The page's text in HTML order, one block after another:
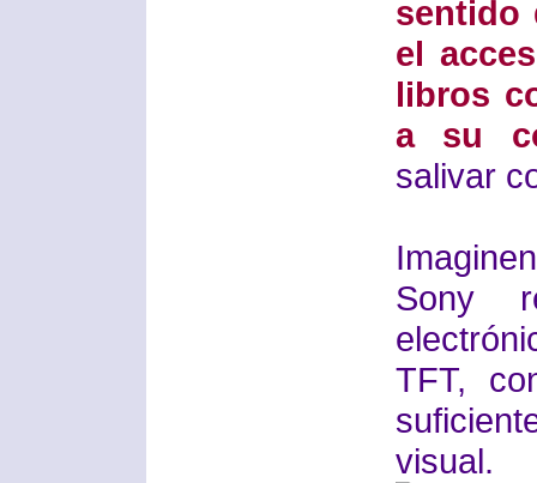
sentido
el
libros
a su
salivar
Sony
TFT,
visual.